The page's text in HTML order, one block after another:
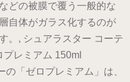
どの被膜で覆う一般的な
自体がガラス化するのが
。, シュアラスター コーテ
レミアム 150ml
「ゼロプレミアム」は、